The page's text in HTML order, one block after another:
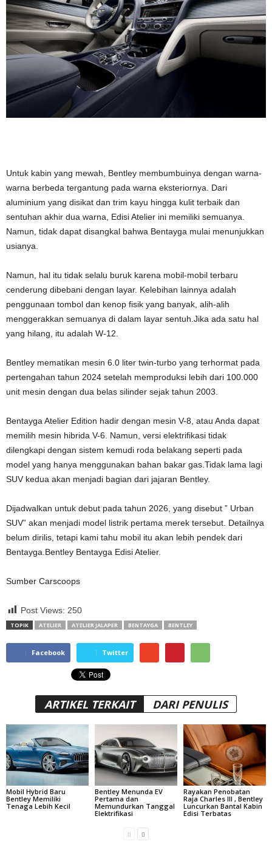
Untuk kabin yang mewah, Bentley membumbuinya dengan warna-
warna berbeda tergantung pada warna eksteriornya. Dari
aluminium yang disikat dan trim kayu hingga kulit terbaik dan
sentuhan akhir dua warna, Edisi Atelier ini memiliki semuanya.
Namun, tidak dapat disangkal bahwa Bentayga mulai menunjukkan
usianya.
Namun, hal itu tidak selalu buruk karena mobil-mobil terbaru
cenderung dibebani dengan layar. Kelebihan lainnya adalah
penggunaan tombol dan kenop fisik yang banyak, alih-alih
menggerakkan semuanya di dalam layar sentuh.Jika ada satu hal
yang hilang, itu adalah W-12.
Bentley mematikan mesin 6.0 liter twin-turbo yang terhormat pada
pertengahan tahun 2024 setelah memproduksi lebih dari 100.000
unit mesin dengan dua belas silinder sejak tahun 2003.
Bentayga Atelier Edition hadir dengan mesin V-8, atau Anda dapat
memilih mesin hibrida V-6. Namun, versi elektrifikasi tidak
dilengkapi dengan sistem kemudi roda belakang seperti pada
model yang hanya menggunakan bahan bakar gas.Tidak lama lagi
SUV kedua akan menjadi bagian dari jajaran Bentley.
Dijadwalkan untuk debut pada tahun 2026, yang disebut ” Urban
SUV” akan menjadi model listrik pertama merek tersebut. Detailnya
belum dirilis, tetapi kami tahu mobil itu akan lebih pendek dari
Bentayga.Bentley Bentayga Edisi Atelier.
Sumber Carscoops
Post Views: 250
TOPIK ATELIER ATELIER JALAPER BENTAYGA BENTLEY
Facebook Twitter
ARTIKEL TERKAIT DARI PENULIS
Mobil Hybrid Baru
Bentley Memiliki
Tenaga Lebih Kecil
Bentley Menunda EV
Pertama dan
Memundurkan Tanggal
Elektrifikasi
Rayakan Penobatan
Raja Charles III , Bentley
Luncurkan Bantal Kabin
Edisi Terbatas